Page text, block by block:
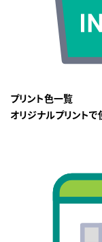
プリント色一覧
オリジナルプリント